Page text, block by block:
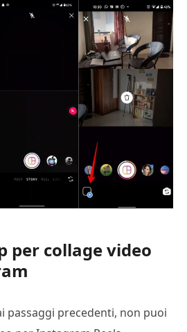
per collage video
passaggi precedenti, non puoi